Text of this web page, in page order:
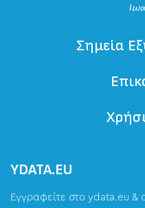
Σημεία
ΥDATA.EU
Εγγραφείτε στο ydata.eu &